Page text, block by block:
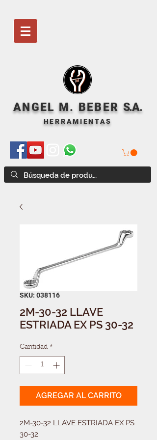
ANGEL M. BEBER S.A.
HERRAMIENTAS
SKU: 038116
2M-30-32 LLAVE
ESTRIADA EX PS 30-32
Cantidad *
AGREGAR AL CARRITO
2M-30-32 LLAVE ESTRIADA EX PS
30-32